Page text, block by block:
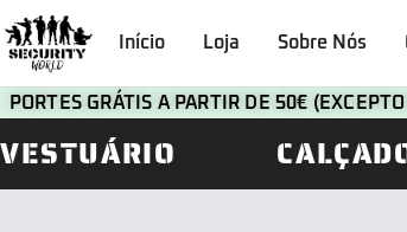
Início Loja Sobre Nós
PORTES GRÁTIS A PARTIR DE 50€
VESTUÁRIO